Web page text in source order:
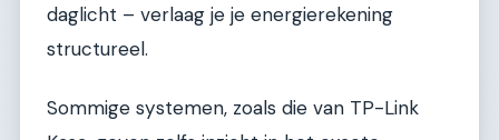
daglicht – verlaag je je energierekening
structureel.
Sommige systemen, zoals die van TP-Link